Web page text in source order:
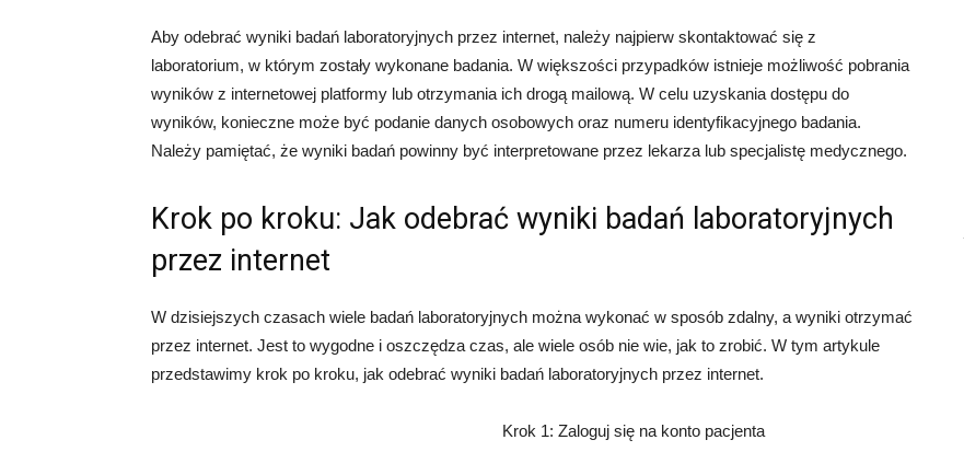
Aby odebrać wyniki badań laboratoryjnych przez internet, należy najpierw skontaktować się z
laboratorium, w którym zostały wykonane badania. W większości przypadków istnieje możliwość pobrania
wyników z internetowej platformy lub otrzymania ich drogą mailową. W celu uzyskania dostępu do
wyników, konieczne może być podanie danych osobowych oraz numeru identyfikacyjnego badania.
Należy pamiętać, że wyniki badań powinny być interpretowane przez lekarza lub specjalistę medycznego.
Krok po kroku: Jak odebrać wyniki badań laboratoryjnych
przez internet
W dzisiejszych czasach wiele badań laboratoryjnych można wykonać w sposób zdalny, a wyniki otrzymać
przez internet. Jest to wygodne i oszczędza czas, ale wiele osób nie wie, jak to zrobić. W tym artykule
przedstawimy krok po kroku, jak odebrać wyniki badań laboratoryjnych przez internet.
Krok 1: Zaloguj się na konto pacjenta